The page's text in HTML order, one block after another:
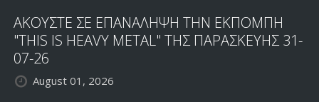
ΑΚΟΥΣΤΕ ΣΕ ΕΠΑΝΑΛΗΨΗ ΤΗΝ ΕΚΠΟΜΠΗ
"THIS IS HEAVY METAL" ΤΗΣ ΠΑΡΑΣΚΕΥΗΣ 31-
07-26
August 01, 2026